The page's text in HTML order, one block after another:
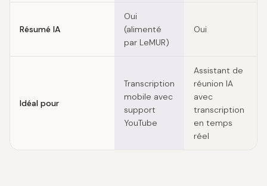
Résumé IA
Oui
(alimenté
par LeMUR)
Oui
Idéal pour
Transcription
mobile avec
support
YouTube
Assistant de
réunion IA
avec
transcription
en temps
réel